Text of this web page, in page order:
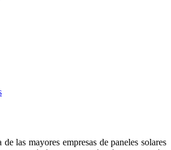
las mayores empresas de paneles solares